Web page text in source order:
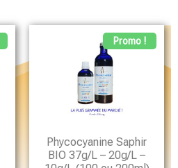
Promo !
Phycocyanine Saphir
BIO 37g/L – 20g/L –